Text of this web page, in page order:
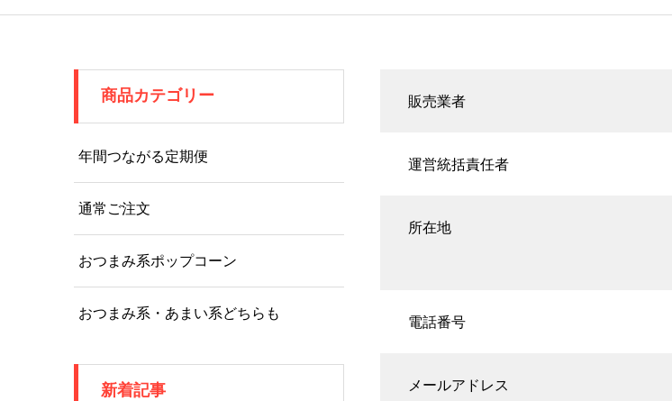
販売業者
運営統括責任者
所在地
電話番号
メールアドレス
商品カテゴリー
年間つながる定期便
通常ご注文
おつまみ系ポップコーン
おつまみ系・あまい系どちらも
新着記事